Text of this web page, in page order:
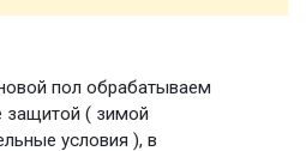
пол обрабатываем
защитой ( зимой
условия ), в